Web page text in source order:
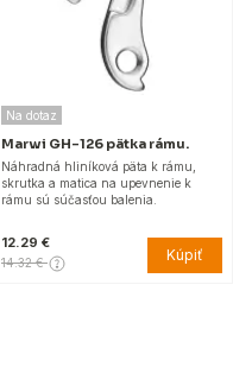
Na dotaz
Marwi GH-126 pätka rámu.
Náhradná hliníková päta k rámu,
skrutka a matica na upevnenie k
rámu sú súčasťou balenia.
12.29 €
14.32 € Kúpiť